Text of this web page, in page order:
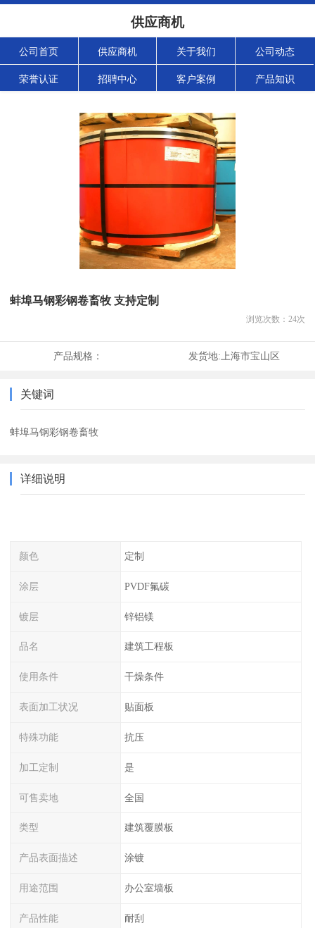
供应商机
公司首页 供应商机 关于我们 公司动态
荣誉认证 招聘中心 客户案例 产品知识
蚌埠马钢彩钢卷畜牧 支持定制
浏览次数： 24次
产品规格： 发货地: 上海市宝山区
关键词
蚌埠马钢彩钢卷畜牧
详细说明
颜色 定制
涂层 PVDF氟碳
镀层 锌铝镁
品名 建筑工程板
使用条件 干燥条件
表面加工状况 贴面板
特殊功能 抗压
加工定制 是
可售卖地 全国
类型 建筑覆膜板
产品表面描述 涂镀
用途范围 办公室墙板
产品性能 耐刮